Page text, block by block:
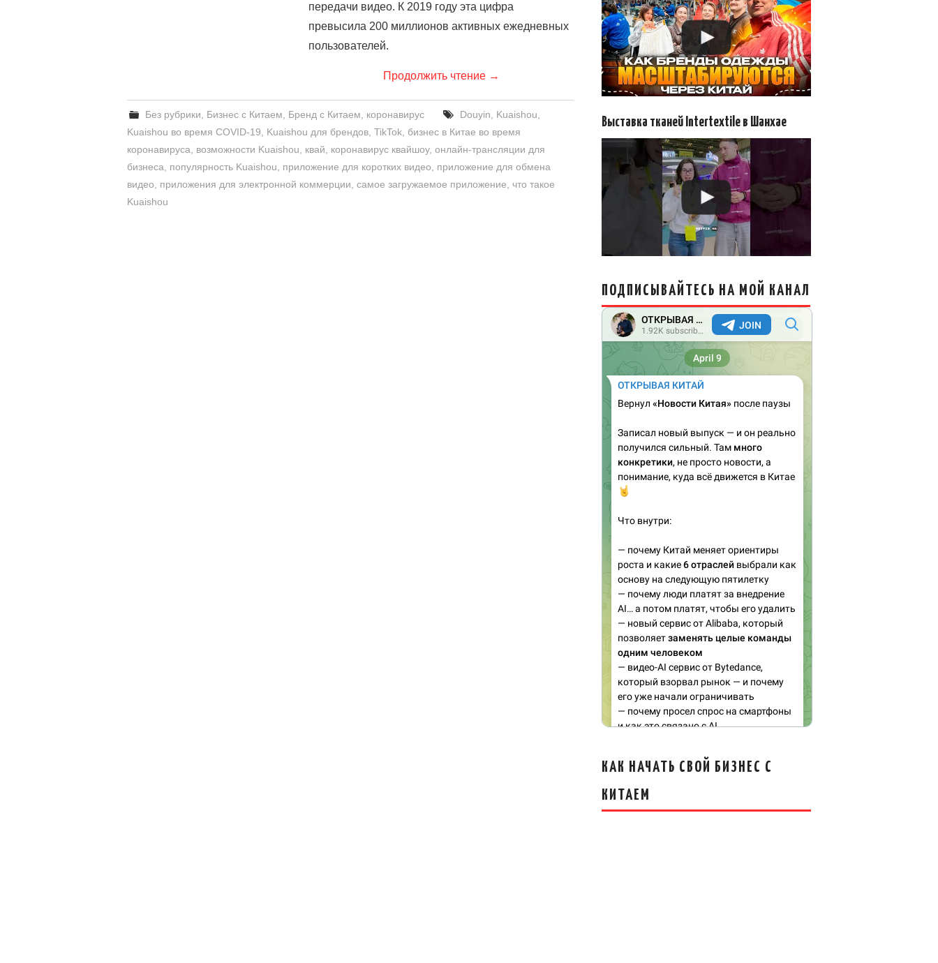
передачи видео. К 2019 году эта цифра
превысила 200 миллионов активных ежедневных
пользователей.
Продолжить чтение →
Без рубрики Бизнес с Китаем Бренд с Китаем коронавирус Douyin Kuaishou
Kuaishou во время COVID-19
Kuaishou для брендов TikTok бизнес в Китае во время
коронавируса
возможности Kuaishou квай коронавирус квайшоу, онлайн-трансляции для
бизнеса
популярность Kuaishou приложение для коротких видео
приложение для обмена
видео
приложения для электронной коммерции самое загружаемое приложение
что такое
Kuaishou
Выставка тканей Intertextile в Шанхае
ПОДПИСЫВАЙТЕСЬ НА МОЙ КАНАЛ
КАК НАЧАТЬ СВОЙ БИЗНЕС С
КИТАЕМ